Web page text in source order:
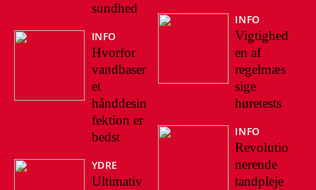
sundhed
INFO
Hvorfor
vandbaser
et
hånddesin
fektion er
bedst
YDRE
Ultimativ
INFO
Vigtighed
en af
regelmæs
sige
høretests
INFO
Revolutio
nerende
tandpleje